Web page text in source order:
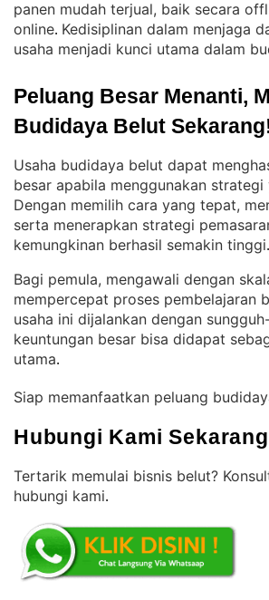
panen mudah terjual, baik secara
online. Kedisiplinan dalam menjaga
usaha menjadi kunci utama dalam
Peluang Besar Menanti,
Budidaya Belut
Usaha budidaya belut dapat
besar apabila menggunakan strategi
Dengan memilih cara yang tepat,
serta menerapkan strategi
kemungkinan berhasil semakin tinggi.
Bagi pemula, mengawali dengan
mempercepat proses pembelajaran
usaha ini dijalankan dengan
keuntungan besar bisa didapat
utama.
Siap memanfaatkan peluang
Hubungi Kami
Tertarik memulai bisnis belut?
hubungi kami.